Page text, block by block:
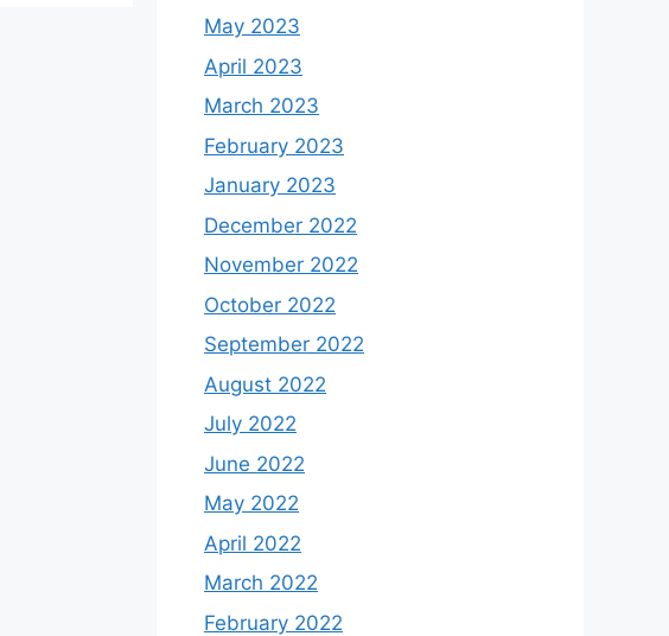
May 2023
April 2023
March 2023
February 2023
January 2023
December 2022
November 2022
October 2022
September 2022
August 2022
July 2022
June 2022
May 2022
April 2022
March 2022
February 2022